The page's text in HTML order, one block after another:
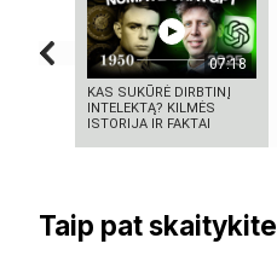
07:18
KAS SUKŪRĖ DIRBTINĮ
INTELEKTĄ? KILMĖS
ISTORIJA IR FAKTAI
Taip pat skaitykite